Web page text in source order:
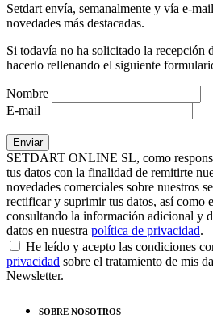
Setdart envía, semanalmente y vía e-
novedades más destacadas.
Si todavía no ha solicitado la recepción
hacerlo rellenando el siguiente
Nombre
E-mail
SETDART ONLINE SL, como
tus datos con la finalidad de remitirte
novedades comerciales sobre nuestros
rectificar y suprimir tus datos, así como
consultando la información adicional y
datos en nuestra política de privacidad.
He leído y acepto las condiciones
privacidad sobre el tratamiento de mis
Newsletter.
SOBRE NOSOTROS